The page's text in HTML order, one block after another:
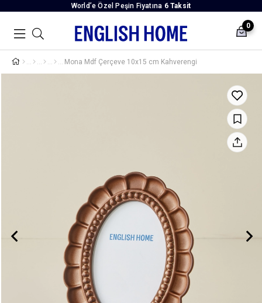
World’e Özel Peşin Fiyatına 6 Taksit
0
Mona Mdf Çerçeve 10x15 cm Kahverengi